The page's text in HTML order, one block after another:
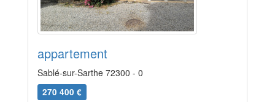
appartement
Sablé-sur-Sarthe 72300 - 0
270 400 €